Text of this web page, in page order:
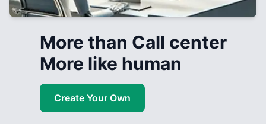
More than Call center
More like human
Create Your Own